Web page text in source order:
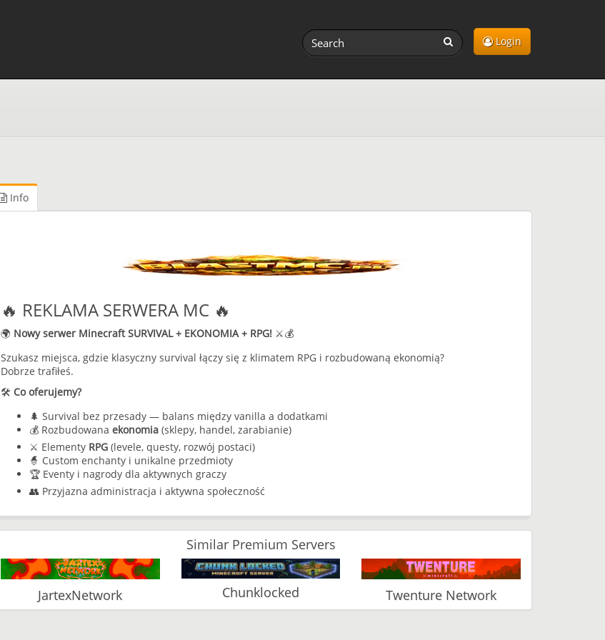
Login
Info
🔥 REKLAMA SERWERA MC 🔥
🌍 Nowy serwer Minecraft SURVIVAL + EKONOMIA + RPG! ⚔️💰
Szukasz miejsca, gdzie klasyczny survival łączy się z klimatem RPG i rozbudowaną ekonomią?
Dobrze trafiłeś.
🛠️ Co oferujemy?
🌲 Survival bez przesady — balans między vanilla a dodatkami
💰 Rozbudowana ekonomia (sklepy, handel, zarabianie)
⚔️ Elementy RPG (levele, questy, rozwój postaci)
🧙 Custom enchanty i unikalne przedmioty
🏆 Eventy i nagrody dla aktywnych graczy
👥 Przyjazna administracja i aktywna społeczność
Similar Premium Servers
JartexNetwork Chunklocked Twenture Network